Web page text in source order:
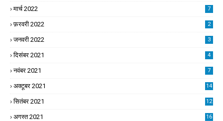
मार्च 2022 7
फ़रवरी 2022 2
जनवरी 2022 3
दिसंबर 2021 4
नवंबर 2021 7
अक्टूबर 2021 14
सितंबर 2021 12
अगस्त 2021 16